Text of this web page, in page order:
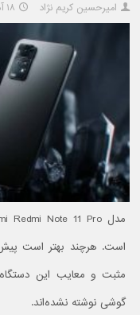
امیرحسین کریم نژاد ۱۸ آذر ۱۴۰۱ ساعت ۱۲:۱۴
مثبت و معایب این
گوشی نوشته نشده‌اند.